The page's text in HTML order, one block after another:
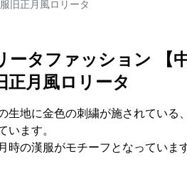
旧正月風ロリータ
ータファッション 【
正月風ロリータ
生地に金色の刺繍が施されている
います。
時の漢服がモチーフとなっていま